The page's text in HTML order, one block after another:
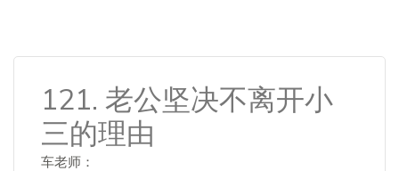
121. 老公坚决不离开小
三的理由
车老师：